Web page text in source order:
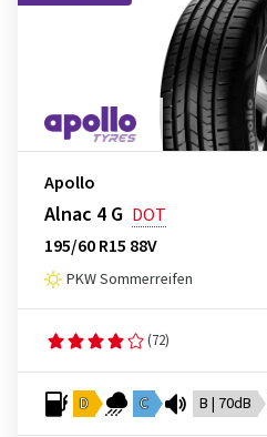
Apollo
Alnac 4 G DOT
195/60 R15 88V
PKW Sommerreifen
(72)
D C B | 70dB